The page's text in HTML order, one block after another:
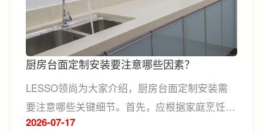
17
2026-07
厨房台面定制安装要注意哪些因素？
LESSO领尚为大家介绍，厨房台面定制安装需
要注意哪些关键细节。首先，应根据家庭烹饪习
惯和厨房面积合理规划台面布局，遵循“洗、